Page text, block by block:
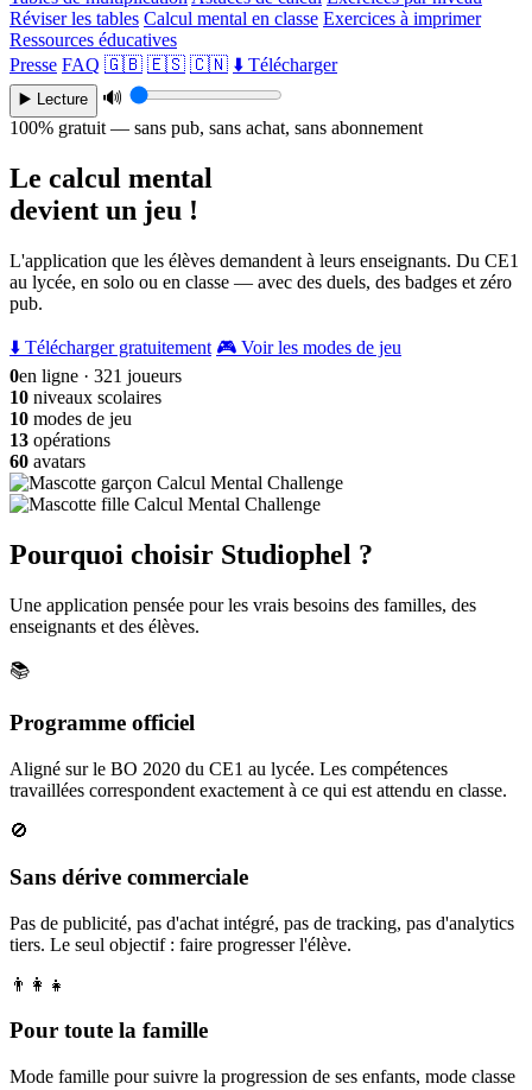
Réviser les tables Calcul mental en classe Exercices à imprimer
Ressources éducatives
Presse FAQ 🇬🇧 🇪🇸 🇨🇳 ⬇️ Télécharger
▶️ Lecture
🔊
100% gratuit — sans pub, sans achat, sans abonnement
Le calcul mental
devient un jeu !
L'application que les élèves demandent à leurs enseignants. Du CE1
au lycée, en solo ou en classe — avec des duels, des badges et zéro
pub.
⬇️ Télécharger gratuitement 🎮 Voir les modes de jeu
0en ligne · 321 joueurs
10 niveaux scolaires
10 modes de jeu
13 opérations
60 avatars
Pourquoi choisir Studiophel ?
Une application pensée pour les vrais besoins des familles, des
enseignants et des élèves.
📚
Programme officiel
Aligné sur le BO 2020 du CE1 au lycée. Les compétences
travaillées correspondent exactement à ce qui est attendu en classe.
🚫
Sans dérive commerciale
Pas de publicité, pas d'achat intégré, pas de tracking, pas d'analytics
tiers. Le seul objectif : faire progresser l'élève.
👨‍👩‍👧
Pour toute la famille
Mode famille pour suivre la progression de ses enfants, mode classe